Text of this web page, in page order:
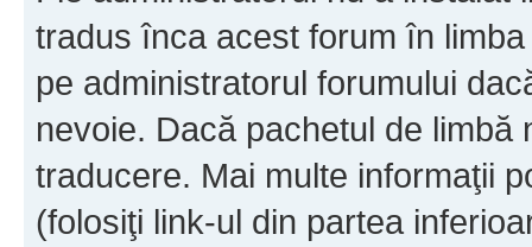
tradus înca acest forum în
pe administratorul forumului
nevoie. Dacă pachetul de
traducere. Mai multe informaţii
(folosiţi link-ul din partea